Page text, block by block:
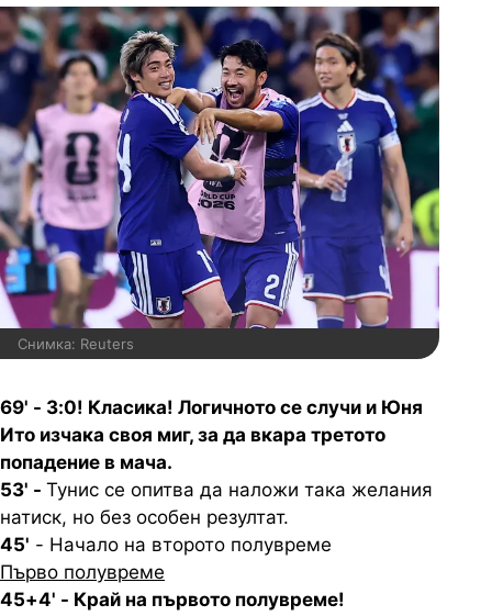
Снимка: Reuters
69' - 3:0! Класика! Логичното се случи и Юня
Ито изчака своя миг, за да вкара третото
попадение в мача.
53' - Тунис се опитва да наложи така желания
натиск, но без особен резултат.
45' - Начало на второто полувреме
Първо полувреме
45+4' - Край на първото полувреме!